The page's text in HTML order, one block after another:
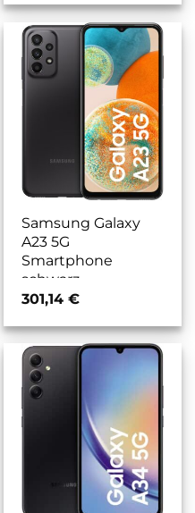
Samsung Galaxy
A23 5G
Smartphone
schwarz
301,14 €